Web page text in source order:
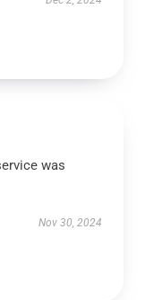
was
Nov 30, 2024